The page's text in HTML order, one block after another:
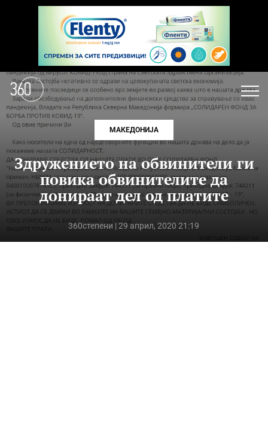
МАКЕДОНИЈА
Здружението на обвинители ги
повика обвинителите да
донираат дел од платите
360степени | 29 април, 2020 21:19